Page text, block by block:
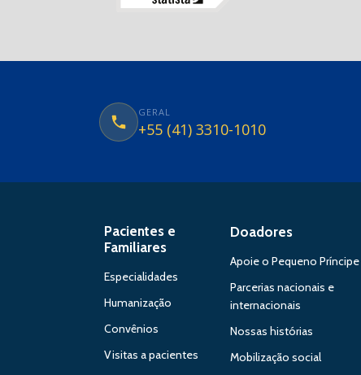
GERAL
+55 (41) 3310-1010
Pacientes e
Familiares
Especialidades
Humanização
Convênios
Visitas a pacientes
Doadores
Apoie o Pequeno Príncipe
Parcerias nacionais e
internacionais
Nossas histórias
Mobilização social